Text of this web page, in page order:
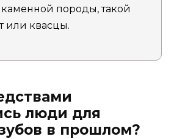
породы, такой
или квасцы.
люди для
в прошлом?